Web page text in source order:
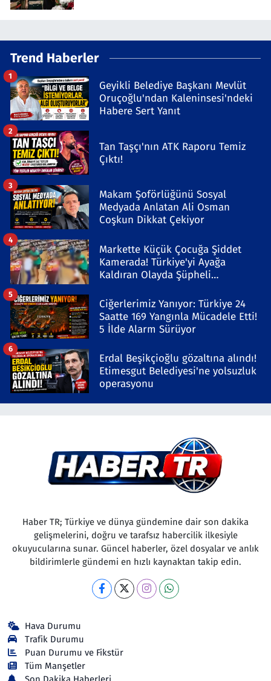
Trend Haberler
Geyikli Belediye Başkanı Mevlüt
Oruçoğlu'ndan Kaleninsesi'ndeki
Habere Sert Yanıt
1
Tan Taşçı'nın ATK Raporu Temiz
Çıktı!
2
Makam Şoförlüğünü Sosyal
Medyada Anlatan Ali Osman
Coşkun Dikkat Çekiyor
3
Markette Küçük Çocuğa Şiddet
Kamerada! Türkiye'yi Ayağa
Kaldıran Olayda Şüpheli
4
Ciğerlerimiz Yanıyor: Türkiye 24
Saatte 169 Yangınla Mücadele Etti!
5 İlde Alarm Sürüyor
5
Erdal Beşikçioğlu gözaltına alındı!
Etimesgut Belediyesi'ne yolsuzluk
operasyonu
6
Haber TR; Türkiye ve dünya gündemine dair son dakika
gelişmelerini, doğru ve tarafsız habercilik ilkesiyle
okuyucularına sunar. Güncel haberler, özel dosyalar ve anlık
bildirimlerle gündemi en hızlı kaynaktan takip edin.
Hava Durumu
Trafik Durumu
Puan Durumu ve Fikstür
Tüm Manşetler